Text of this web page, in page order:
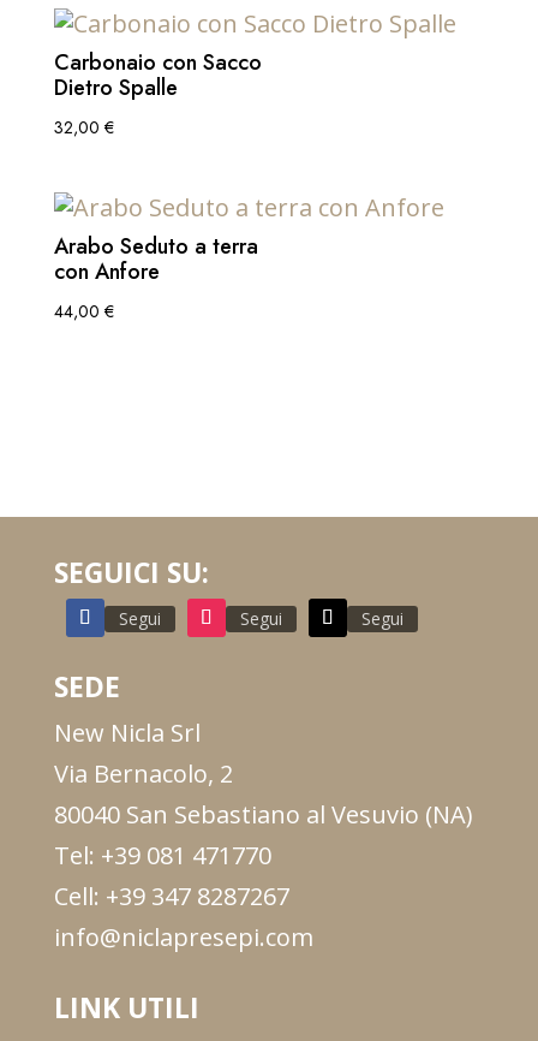
Carbonaio con Sacco
Dietro Spalle
32,00 €
Arabo Seduto a terra
con Anfore
44,00 €
SEGUICI SU:
Segui Segui Segui
SEDE
New Nicla Srl
Via Bernacolo, 2
80040 San Sebastiano al Vesuvio (NA)
Tel: +39 081 471770
Cell: +39 347 8287267
info@niclapresepi.com
LINK UTILI